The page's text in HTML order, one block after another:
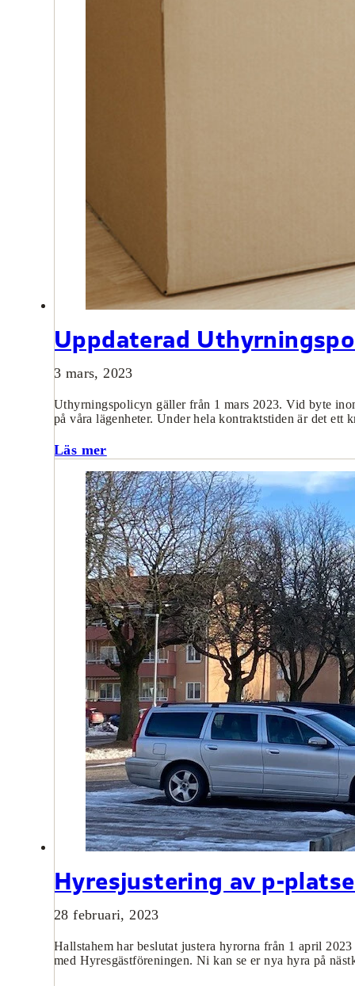
Uppdaterad
3 mars, 2023
Uthyrningspolicyn gäller från 1 mars 2023. Vid byte
på våra lägenheter. Under hela kontraktstiden är det
Läs mer
Hyresjustering av p-
28 februari, 2023
Hallstahem har beslutat justera hyrorna från 1 april
med Hyresgästföreningen. Ni kan se er nya hyra på